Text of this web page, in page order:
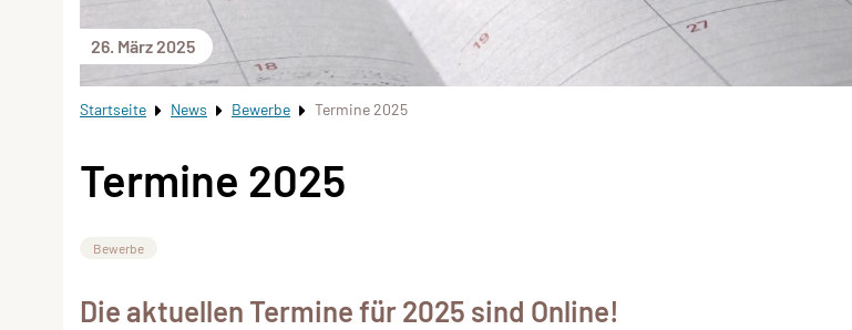
26. März 2025
Startseite News Bewerbe Termine 2025
Termine 2025
Bewerbe
Die aktuellen Termine für 2025 sind Online!